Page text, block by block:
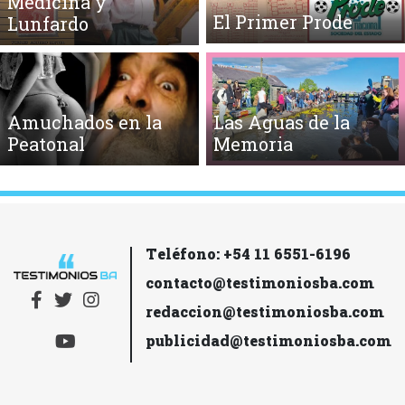
Lunfardo
El Primer Prode
Amuchados en la
Peatonal
Las Aguas de la
Memoria
Teléfono: +54 11 6551-6196
contacto@testimoniosba.com
redaccion@testimoniosba.com
publicidad@testimoniosba.com